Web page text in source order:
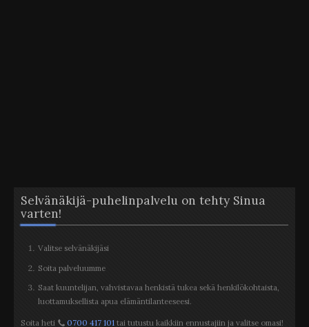
Selvänäkijä-puhelinpalvelu on tehty Sinua
varten!
Valitse selvänäkijäsi
Soita palveluumme
Saat kuuntelijan, vahvistavaa henkistä tukea sekä henkilökohtaista,
luottamuksellista apua elämäntilanteeseesi.
Soita heti 0700 417 101tai tutustu kaikkiin ennustajiin ja valitse omasi!